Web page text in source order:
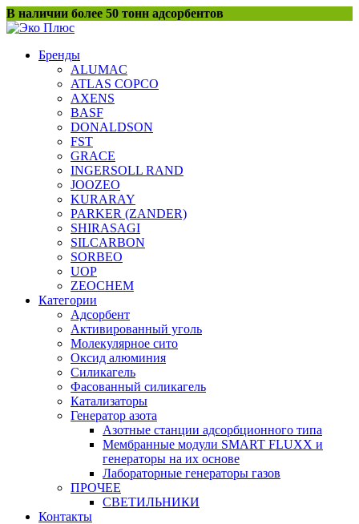
Перейти
к
В наличии более 50 тонн адсорбентов
Бренды
ALUMAC
ATLAS COPCO
AXENS
BASF
DONALDSON
FST
GRACE
INGERSOLL RAND
JOOZEO
KURARAY
PARKER (ZANDER)
SHIRASAGI
SILCARBON
SORBEO
UOP
ZEOCHEM
Категории
Адсорбент
Активированный уголь
Молекулярное сито
Оксид алюминия
Силикагель
Фасованный силикагель
Катализаторы
Генератор азота
Азотные станции адсорбционного типа
Мембранные модули SMART FLUXX и
генераторы на их основе
Лабораторные генераторы газов
ПРОЧЕЕ
СВЕТИЛЬНИКИ
Контакты